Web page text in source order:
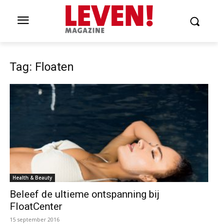
Tag: Floaten
Health & Beauty
Beleef de ultieme ontspanning bij
FloatCenter
15 september 2016